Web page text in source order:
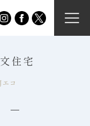
住宅
Jエコ